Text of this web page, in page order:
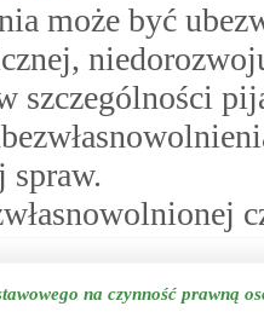
może być
szczególności
spraw.
na czynność prawną